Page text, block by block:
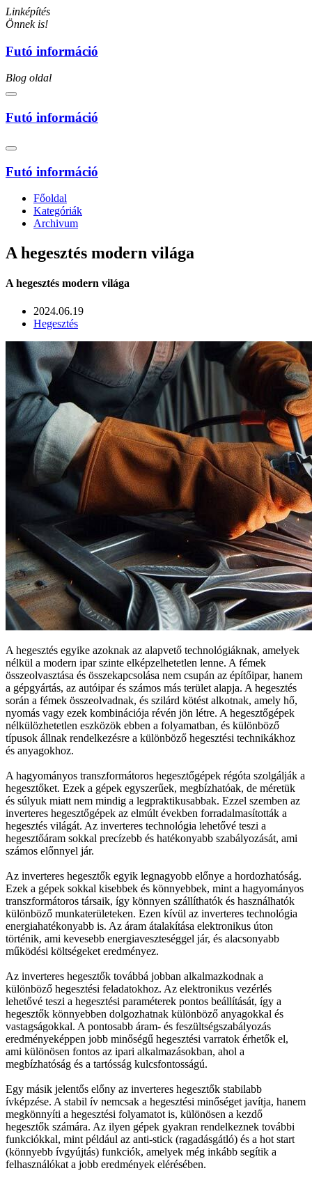
Linképítés
Önnek is!
Futó információ
Blog oldal
Futó információ
Futó információ
Főoldal
Kategóriák
Archivum
A hegesztés modern világa
A hegesztés modern világa
2024.06.19
Hegesztés
A hegesztés egyike azoknak az alapvető technológiáknak, amelyek
nélkül a modern ipar szinte elképzelhetetlen lenne. A fémek
összeolvasztása és összekapcsolása nem csupán az építőipar, hanem
a gépgyártás, az autóipar és számos más terület alapja. A hegesztés
során a fémek összeolvadnak, és szilárd kötést alkotnak, amely hő,
nyomás vagy ezek kombinációja révén jön létre. A hegesztőgépek
nélkülözhetetlen eszközök ebben a folyamatban, és különböző
típusok állnak rendelkezésre a különböző hegesztési technikákhoz
és anyagokhoz.
A hagyományos transzformátoros hegesztőgépek régóta szolgálják a
hegesztőket. Ezek a gépek egyszerűek, megbízhatóak, de méretük
és súlyuk miatt nem mindig a legpraktikusabbak. Ezzel szemben az
inverteres hegesztőgépek az elmúlt években forradalmasították a
hegesztés világát. Az inverteres technológia lehetővé teszi a
hegesztőáram sokkal precízebb és hatékonyabb szabályozását, ami
számos előnnyel jár.
Az inverteres hegesztők egyik legnagyobb előnye a hordozhatóság.
Ezek a gépek sokkal kisebbek és könnyebbek, mint a hagyományos
transzformátoros társaik, így könnyen szállíthatók és használhatók
különböző munkaterületeken. Ezen kívül az inverteres technológia
energiahatékonyabb is. Az áram átalakítása elektronikus úton
történik, ami kevesebb energiaveszteséggel jár, és alacsonyabb
működési költségeket eredményez.
Az inverteres hegesztők továbbá jobban alkalmazkodnak a
különböző hegesztési feladatokhoz. Az elektronikus vezérlés
lehetővé teszi a hegesztési paraméterek pontos beállítását, így a
hegesztők könnyebben dolgozhatnak különböző anyagokkal és
vastagságokkal. A pontosabb áram- és feszültségszabályozás
eredményeképpen jobb minőségű hegesztési varratok érhetők el,
ami különösen fontos az ipari alkalmazásokban, ahol a
megbízhatóság és a tartósság kulcsfontosságú.
Egy másik jelentős előny az inverteres hegesztők stabilabb
ívképzése. A stabil ív nemcsak a hegesztési minőséget javítja, hanem
megkönnyíti a hegesztési folyamatot is, különösen a kezdő
hegesztők számára. Az ilyen gépek gyakran rendelkeznek további
funkciókkal, mint például az anti-stick (ragadásgátló) és a hot start
(könnyebb ívgyújtás) funkciók, amelyek még inkább segítik a
felhasználókat a jobb eredmények elérésében.